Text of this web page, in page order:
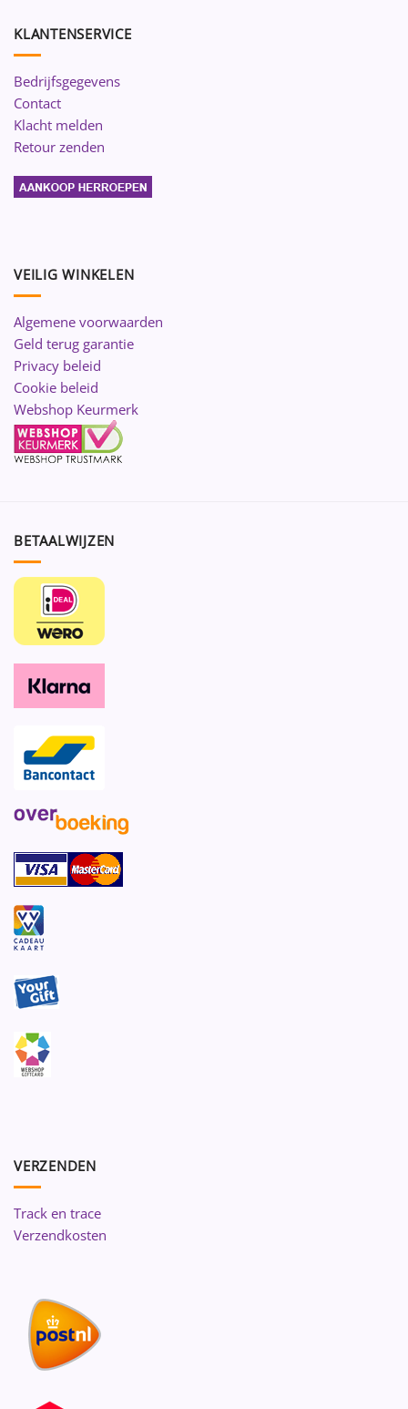
KLANTENSERVICE
Bedrijfsgegevens
Contact
Klacht melden
Retour zenden
VEILIG WINKELEN
Algemene voorwaarden
Geld terug garantie
Privacy beleid
Cookie beleid
Webshop Keurmerk
BETAALWIJZEN
VERZENDEN
Track en trace
Verzendkosten